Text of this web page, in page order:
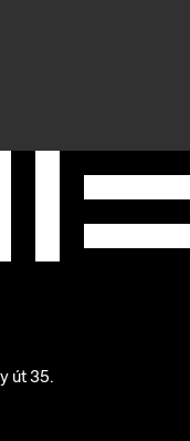
út 35.